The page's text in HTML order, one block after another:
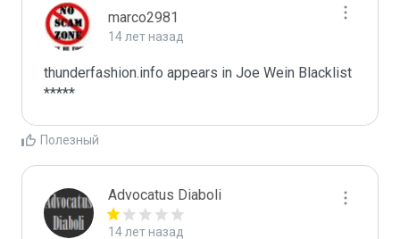
marco2981
14 лет назад
thunderfashion.info appears in Joe Wein Blacklist
*****
Полезный
Advocatus Diaboli
14 лет назад